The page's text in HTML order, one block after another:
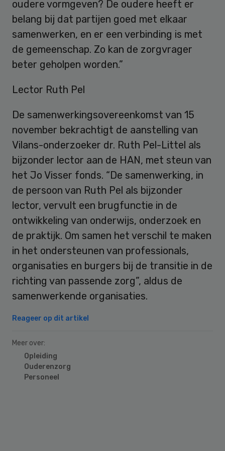
oudere vormgeven? De oudere heeft er
belang bij dat partijen goed met elkaar
samenwerken, en er een verbinding is met
de gemeenschap. Zo kan de zorgvrager
beter geholpen worden.”
Lector Ruth Pel
De samenwerkingsovereenkomst van 15
november bekrachtigt de aanstelling van
Vilans-onderzoeker dr. Ruth Pel-Littel als
bijzonder lector aan de HAN, met steun van
het Jo Visser fonds. “De samenwerking, in
de persoon van Ruth Pel als bijzonder
lector, vervult een brugfunctie in de
ontwikkeling van onderwijs, onderzoek en
de praktijk. Om samen het verschil te maken
in het ondersteunen van professionals,
organisaties en burgers bij de transitie in de
richting van passende zorg”, aldus de
samenwerkende organisaties.
Reageer op dit artikel
Meer over:
Opleiding
Ouderenzorg
Personeel